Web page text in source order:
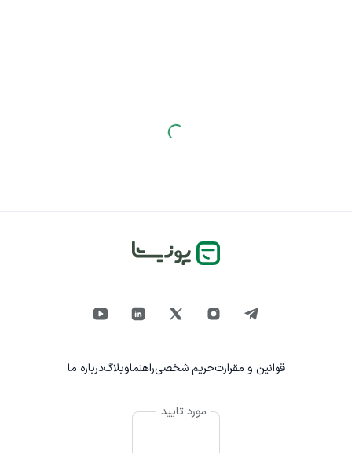
قوانین و مقرارتحریم شخصیراهنماوبلاگدرباره ما
مورد تایید